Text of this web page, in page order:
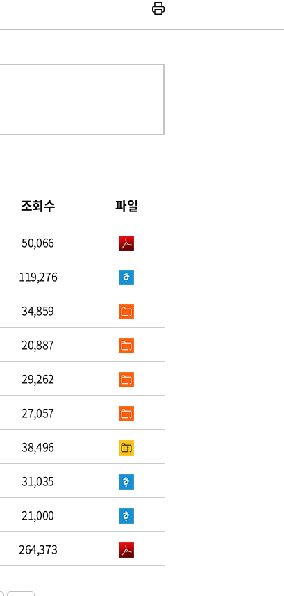
조회수 파일
50,066
119,276
34,859
20,887
29,262
27,057
38,496
31,035
21,000
264,373